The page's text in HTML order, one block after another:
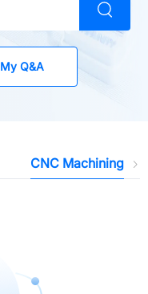
My Q&A
CNC Machining